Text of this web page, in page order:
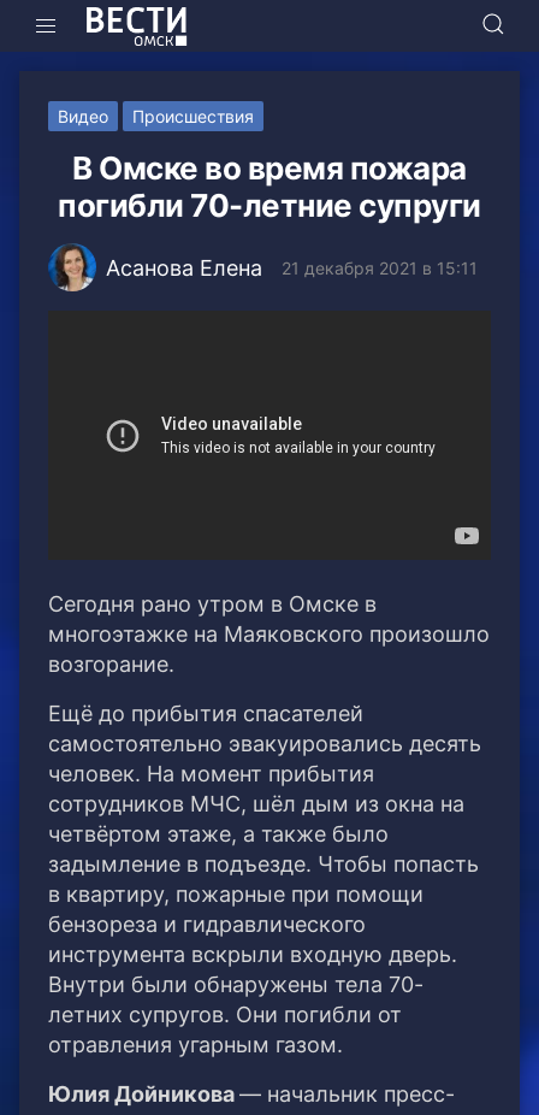
Видео Происшествия
В Омске во время пожара
погибли 70-летние супруги
Асанова Елена 21 декабря 2021 в 15:11
Сегодня рано утром в Омске в
многоэтажке на Маяковского произошло
возгорание.
Ещё до прибытия спасателей
самостоятельно эвакуировались десять
человек. На момент прибытия
сотрудников МЧС, шёл дым из окна на
четвёртом этаже, а также было
задымление в подъезде. Чтобы попасть
в квартиру, пожарные при помощи
бензореза и гидравлического
инструмента вскрыли входную дверь.
Внутри были обнаружены тела 70-
летних супругов. Они погибли от
отравления угарным газом.
Юлия Дойникова— начальник пресс-